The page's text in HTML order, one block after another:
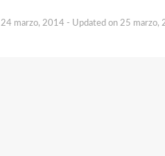
24 marzo, 2014 - Updated on 25 marzo,